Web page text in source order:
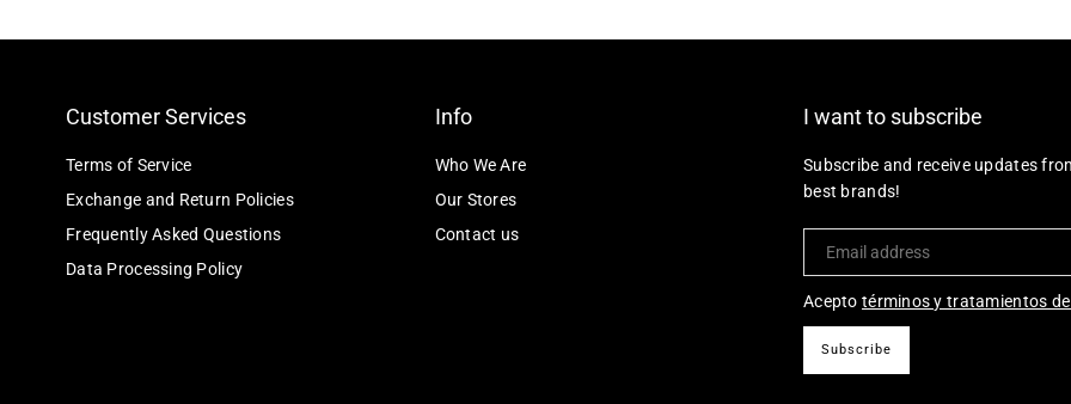
Customer Services
Terms of Service
Exchange and Return Policies
Frequently Asked Questions
Data Processing Policy
Info
Who We Are
Our Stores
Contact us
I want to subscribe
Subscribe and receive updates
best brands!
Acepto términos y tratamientos
Subscribe